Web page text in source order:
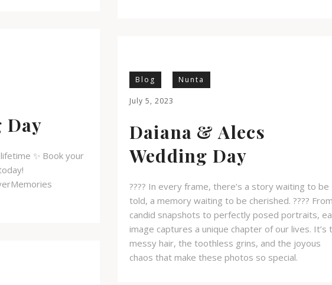
Day
✨ Book your
Blog Nunta
July 5, 2023
Daiana & Alecs
Wedding Day
???? In every frame, there’s a story waiting to be
told, a memory waiting to be cherished. ???? From
candid snapshots to perfectly posed portraits,
image captures a unique chapter of our lives. It’s
messy hair, the toothless grins, and the joyous
chaos that make these photos so special.